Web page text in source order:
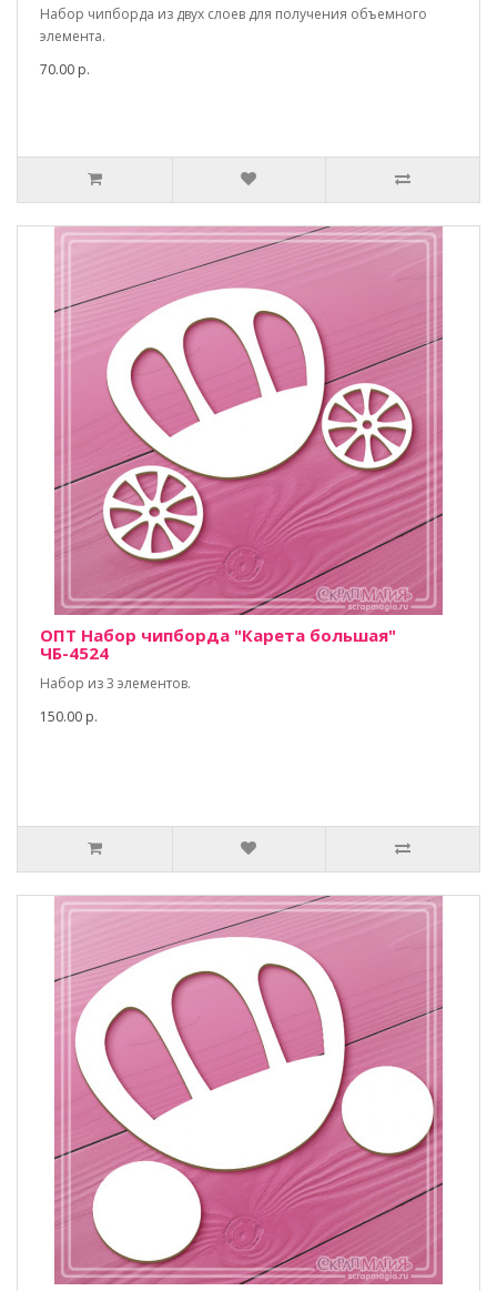
Набор чипборда из двух слоев для получения объемного
элемента.
70.00 р.
ОПТ Набор чипборда "Карета большая"
ЧБ-4524
Набор из 3 элементов.
150.00 р.